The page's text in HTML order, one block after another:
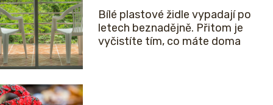
Bílé plastové židle vypadají po
letech beznadějně. Přitom je
vyčistíte tím, co máte doma